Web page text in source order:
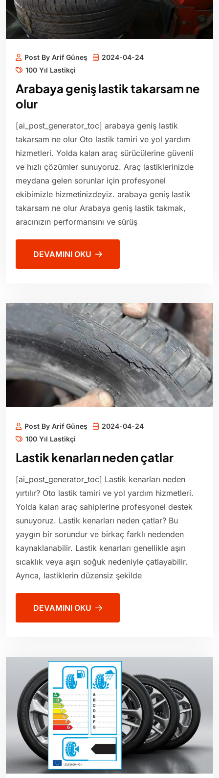
Post By Arif Güneş
2024-04-24
100 Yıl Lastikçi
Arabaya geniş lastik takarsam ne
olur
[ai_post_generator_toc] arabaya geniş lastik
takarsam ne olur Oto lastik tamiri ve yol yardım
hizmetleri. Yolda kalan araç sürücülerine güvenli
ve hızlı çözümler sunuyoruz. Araç lastiklerinizde
meydana gelen sorunlar için profesyonel
ekibimizle hizmetinizdeyiz. arabaya geniş lastik
takarsam ne olur Arabaya geniş lastik takmak,
aracınızın performansını ve sürüş
DEVAMINI OKU
Post By Arif Güneş
2024-04-24
100 Yıl Lastikçi
Lastik kenarları neden çatlar
[ai_post_generator_toc] Lastik kenarları neden
yırtılır? Oto lastik tamiri ve yol yardım hizmetleri.
Yolda kalan araç sahiplerine profesyonel destek
sunuyoruz. Lastik kenarları neden çatlar? Bu
yaygın bir sorundur ve birkaç farklı nedenden
kaynaklanabilir. Lastik kenarları genellikle aşırı
sıcaklık veya aşırı soğuk nedeniyle çatlayabilir.
Ayrıca, lastiklerin düzensiz şekilde
DEVAMINI OKU